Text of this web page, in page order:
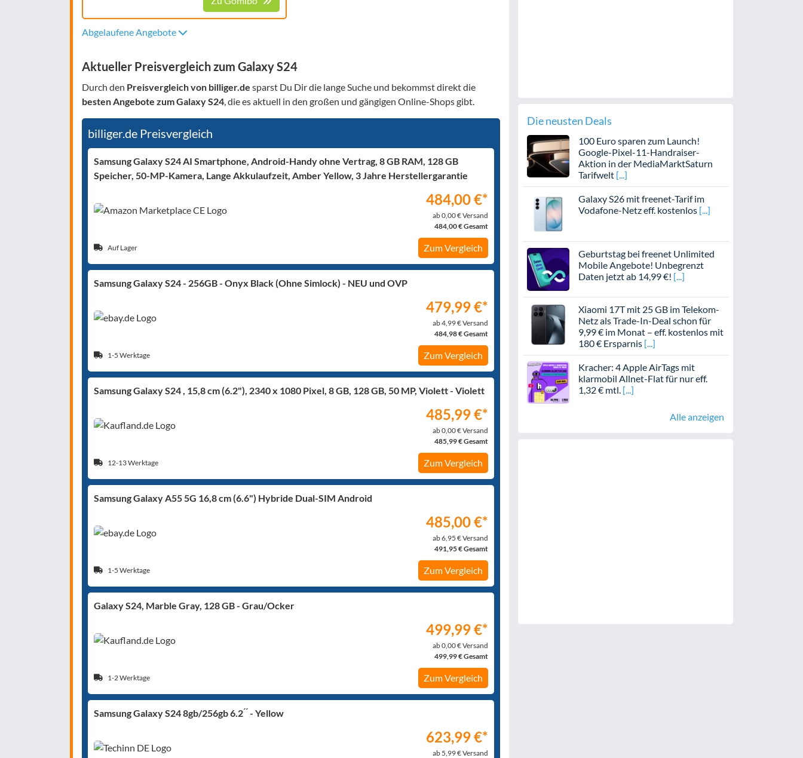
Abgelaufene Angebote
Aktueller Preisvergleich zum Galaxy S24
Durch den Preisvergleich von billiger.de sparst Du Dir die lange Suche und bekommst direkt die
besten Angebote zum Galaxy S24 , die es aktuell in den großen und gängigen Online-Shops gibt.
billiger.de Preisvergleich
Samsung Galaxy S24 AI Smartphone, Android-Handy ohne Vertrag, 8 GB RAM, 128 GB
Speicher, 50-MP-Kamera, Lange Akkulaufzeit, Amber Yellow, 3 Jahre Herstellergarantie
484,00 €*
ab 0,00 € Versand
484,00 € Gesamt
Auf Lager Zum Vergleich
Samsung Galaxy S24 - 256GB - Onyx Black (Ohne Simlock) - NEU und OVP
479,99 €*
ab 4,99 € Versand
484,98 € Gesamt
1-5 Werktage Zum Vergleich
Samsung Galaxy S24 , 15,8 cm (6.2"), 2340 x 1080 Pixel, 8 GB, 128 GB, 50 MP, Violett - Violett
485,99 €*
ab 0,00 € Versand
485,99 € Gesamt
12-13 Werktage Zum Vergleich
Samsung Galaxy A55 5G 16,8 cm (6.6") Hybride Dual-SIM Android
485,00 €*
ab 6,95 € Versand
491,95 € Gesamt
1-5 Werktage Zum Vergleich
Galaxy S24, Marble Gray, 128 GB - Grau/Ocker
499,99 €*
ab 0,00 € Versand
499,99 € Gesamt
1-2 Werktage Zum Vergleich
Samsung Galaxy S24 8gb/256gb 6.2 ́ ́ - Yellow
623,99 €*
ab 5,99 € Versand
Die neusten Deals
100 Euro sparen zum Launch!
Google-Pixel-11-Handraiser-
Aktion in der MediaMarktSaturn
Tarifwelt
Galaxy S26 mit freenet-Tarif im
Vodafone-Netz eff. kostenlos
Geburtstag bei freenet Unlimited
Mobile Angebote! Unbegrenzt
Daten jetzt ab 14,99 €!
Xiaomi 17T mit 25 GB im Telekom-
Netz als Trade-In-Deal schon für
9,99 € im Monat – eff. kostenlos mit
180 € Ersparnis
Kracher: 4 Apple AirTags mit
klarmobil Allnet-Flat für nur eff.
1,32 € mtl.
Alle anzeigen